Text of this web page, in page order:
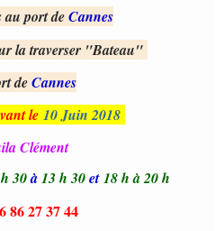
au port deCannes
la traverser "Bateau"
deCannes
le 10 Juin 2018
Clément
30à13 h 30et 18 h à 20 h
86 27 37 44